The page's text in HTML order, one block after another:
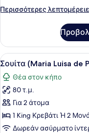
Περισσότερες
Περισσότερες
(MC)
Προβολή
όλων
των
φωτογραφιών
για
Σουίτα
(Maria
6
Σουίτα (Maria Luisa de
Θέα στον κήπο
80 τ.μ.
Για 2 άτομα
1 King Κρεβάτι Ή 2
Δωρεάν ασύρματο